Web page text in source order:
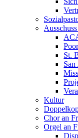
St.
San
Kultur
Chor an
Orgel an